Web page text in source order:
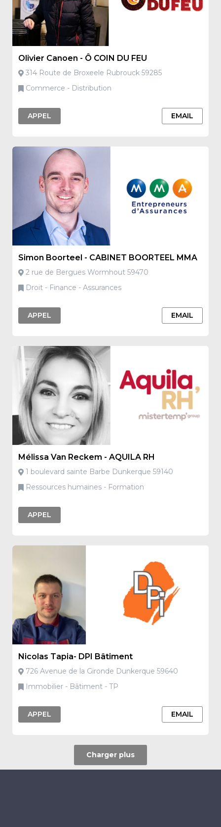
Olivier Canoen - Ô COIN DU FEU
314 Route de Broxeele Rubrouck 59285
Commerce - Distribution
APPEL EMAIL
Simon Boorteel - CABINET BOORTEEL MMA
2 rue de Bergues Wormhout 59470
Droit - Finance - Assurances
APPEL EMAIL
Mélissa Van Reckem - AQUILA RH
1 boulevard sainte Barbe Dunkerque 59140
Ressources humaines - Formation
APPEL
Nicolas Tapia- DPI Bâtiment
726 Avenue de la Gironde Dunkerque 59640
Immobilier - Bâtiment - TP
APPEL EMAIL
Charger plus